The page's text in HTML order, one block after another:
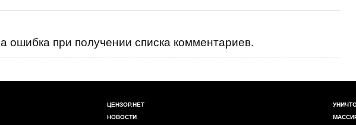
ошибка при получении списка комментариев.
ЦЕНЗОР.НЕТ
НОВОСТИ